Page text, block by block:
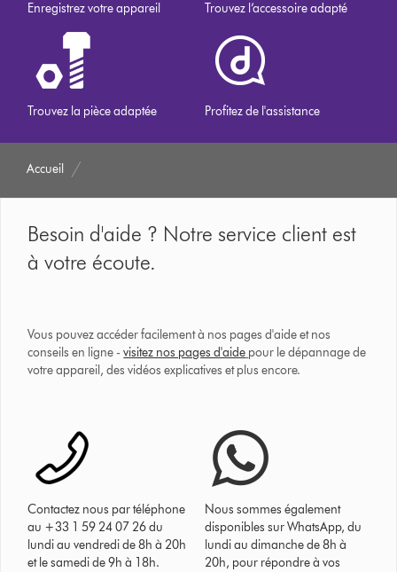
Enregistrez votre appareil Trouvez l’accessoire adapté
Trouvez la pièce adaptée Profitez de l'assistance
Accueil
Besoin d'aide ? Notre service client est
à votre écoute.
Vous pouvez accéder facilement à nos pages d'aide et nos
conseils en ligne -visitez nos pages d'aide pour le dépannage de
votre appareil, des vidéos explicatives et plus encore.
Contactez nous par téléphone
au +33 1 59 24 07 26 du
lundi au vendredi de 8h à 20h
et le samedi de 9h à 18h.
Nous sommes également
disponibles sur WhatsApp, du
lundi au dimanche de 8h à
20h, pour répondre à vos